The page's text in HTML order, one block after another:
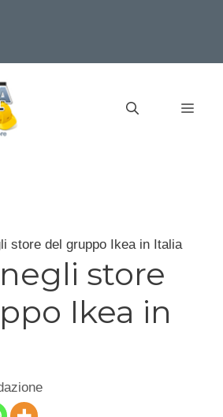
store del gruppo Ikea in Italia
store
Ikea in